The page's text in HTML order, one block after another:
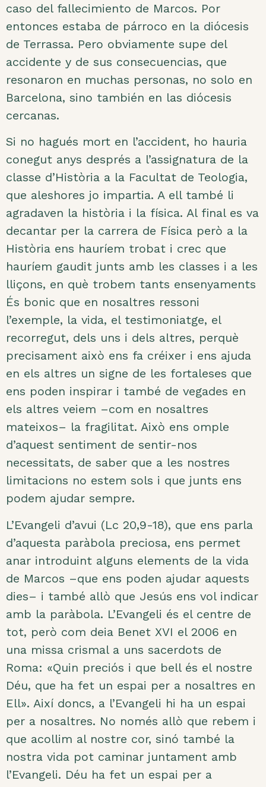
caso del fallecimiento de Marcos. Por
entonces estaba de párroco en la diócesis
de Terrassa. Pero obviamente supe del
accidente y de sus consecuencias, que
resonaron en muchas personas, no solo en
Barcelona, sino también en las diócesis
cercanas.
Si no hagués mort en l’accident, ho hauria
conegut anys després a l’assignatura de la
classe d’Història a la Facultat de Teologia,
que aleshores jo impartia. A ell també li
agradaven la història i la física. Al final es va
decantar per la carrera de Física però a la
Història ens hauríem trobat i crec que
hauríem gaudit junts amb les classes i a les
lliçons, en què trobem tants ensenyaments
És bonic que en nosaltres ressoni
l’exemple, la vida, el testimoniatge, el
recorregut, dels uns i dels altres, perquè
precisament això ens fa créixer i ens ajuda
en els altres un signe de les fortaleses que
ens poden inspirar i també de vegades en
els altres veiem –com en nosaltres
mateixos– la fragilitat. Això ens omple
d’aquest sentiment de sentir-nos
necessitats, de saber que a les nostres
limitacions no estem sols i que junts ens
podem ajudar sempre.
L’Evangeli d’avui (Lc 20,9-18), que ens parla
d’aquesta paràbola preciosa, ens permet
anar introduint alguns elements de la vida
de Marcos –que ens poden ajudar aquests
dies– i també allò que Jesús ens vol indicar
amb la paràbola. L’Evangeli és el centre de
tot, però com deia Benet XVI el 2006 en
una missa crismal a uns sacerdots de
Roma: «Quin preciós i que bell és el nostre
Déu, que ha fet un espai per a nosaltres en
Ell». Així doncs, a l’Evangeli hi ha un espai
per a nosaltres. No només allò que rebem i
que acollim al nostre cor, sinó també la
nostra vida pot caminar juntament amb
l’Evangeli. Déu ha fet un espai per a